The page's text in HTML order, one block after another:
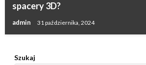
spacery 3D?
admin 31 października, 2024
Szukaj